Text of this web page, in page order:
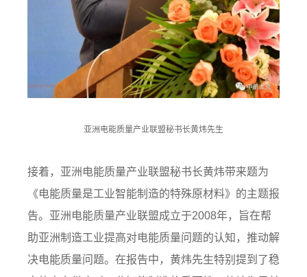
亚洲电能质量产业联盟秘书长黄炜先生
接着，亚洲电能质量产业联盟秘书长黄炜带来题为
《电能质量是工业智能制造的特殊原材料》的主题报
告。亚洲电能质量产业联盟成立于2008年，旨在帮
助亚洲制造工业提高对电能质量问题的认知，推动解
决电能质量问题。在报告中，黄炜先生特别提到了稳